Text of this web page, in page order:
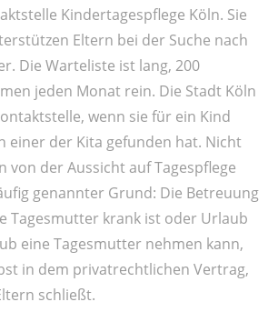
Kindertagespflege Köln. Sie
Eltern bei der Suche nach
Die Warteliste ist lang, 200
jeden Monat rein. Die Stadt Köln
wenn sie für ein Kind
einer der Kita gefunden hat. Nicht
von der Aussicht auf Tagespflege
genannter Grund: Die Betreuung
Tagesmutter krank ist oder Urlaub
eine Tagesmutter nehmen kann,
in dem privatrechtlichen Vertrag,
schließt.